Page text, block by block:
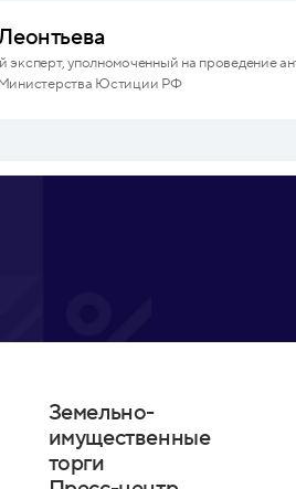
эксперт, уполномоченный на проведение
Юстиции РФ
Земельно-
имущественные
торги